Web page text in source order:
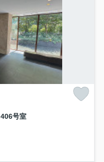
406号室